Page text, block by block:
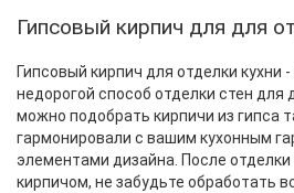
Гипсовый кирпич для для
Гипсовый кирпич для отделки кухни
недорогой способ отделки стен для
можно подобрать кирпичи из гипса
гармонировали с вашим кухонным
элементами дизайна. После отделки
кирпичом, не забудьте обработать